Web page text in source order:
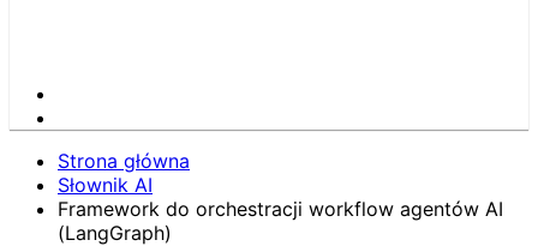
Strona główna
Słownik AI
Framework do orchestracji workflow agentów AI
(LangGraph)